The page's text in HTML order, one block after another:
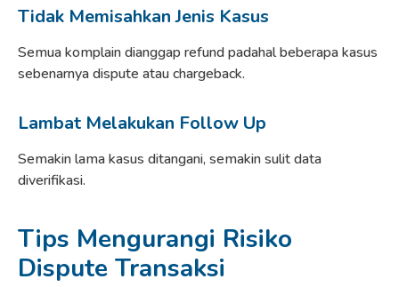
Tidak Memisahkan Jenis Kasus
Semua komplain dianggap refund padahal beberapa kasus
sebenarnya dispute atau chargeback.
Lambat Melakukan Follow Up
Semakin lama kasus ditangani, semakin sulit data
diverifikasi.
Tips Mengurangi Risiko
Dispute Transaksi